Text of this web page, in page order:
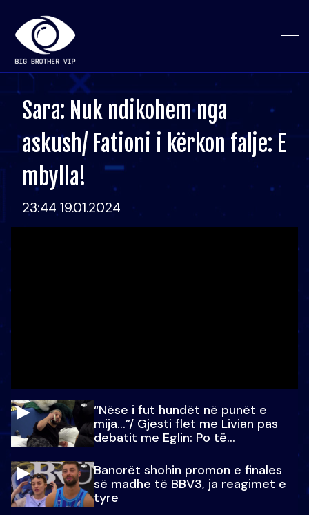
Sara: Nuk ndikohem nga
askush/ Fationi i kërkon falje: E
mbylla!
23:44 19.01.2024
“Nëse i fut hundët në punët e
mija…”/ Gjesti flet me Livian pas
debatit me Eglin: Po të
Banorët shohin promon e finales
së madhe të BBV3, ja reagimet e
tyre